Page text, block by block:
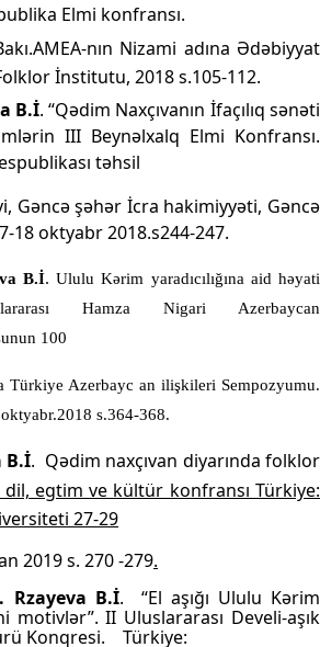
Elmi konfransı.
nın Nizami adına Ədəbiyyat
İnstitutu, 2018 s.105-112.
B.İ. “Qədim Naxçıvanın İfaçılıq sənəti
III Beynəlxalq Elmi Konfransı.
təhsil
Gəncə şəhər İcra hakimiyyəti, Gəncə
18 oktyabr 2018.s244-247.
B.İ.Ululu Kərim yaradıcılığına aid həyati
Hamza Nigari Azerbaycan
100
Türkiye Azerbayc an ilişkileri Sempozyumu.
s.364-368.
B.İ. Qədim naxçıvan diyarında folklor
dil, egtim ve kültür konfransı Türkiye:
27-29
2019 s. 270 -279.
Rzayeva B.İ.
“El aşığı Ululu Kərim
motivlər”. II Uluslararası Develi-aşık
Konqresi.
Türkiye: